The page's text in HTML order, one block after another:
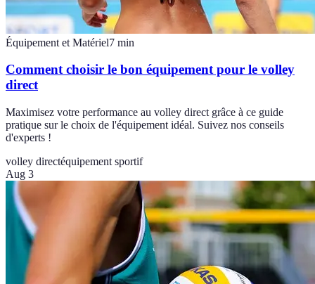
Équipement et Matériel7 min
Comment choisir le bon équipement pour le volley
direct
Maximisez votre performance au volley direct grâce à ce guide
pratique sur le choix de l'équipement idéal. Suivez nos conseils
d'experts !
volley directéquipement sportif
Aug 3